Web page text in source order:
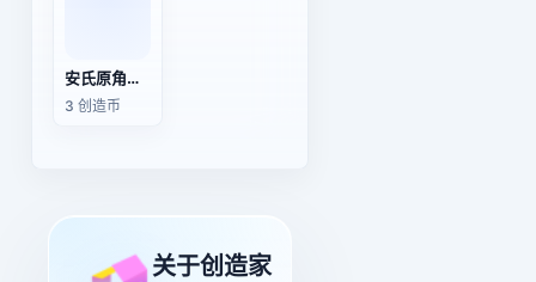
安氏原角龙（3D动画模型）
3 创造币
关于创造家